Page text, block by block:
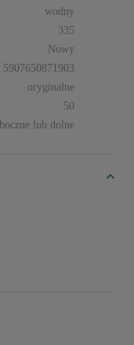
wodny
335
Nowy
5907650871903
oryginalne
50
boczne lub dolne